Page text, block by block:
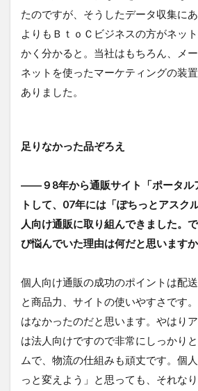
たのですが、そうしたデータ収集に
よりもＢｔｏＣビジネスの方がネッ
かく分かると。当社はもちろん、メ
ネットを使ったマーケティングの装
ありました。
足りなかった品ぞろえ
――９8年から通販サイト「ポータル
トして、07年には「ぽちっとアスク
人向け通販に取り組んできました。
び悩んでいた理由は何だと思いますか
個人向け通販の成功のポイントは配
と商品力、サイトの使いやすさです
はなかったのだと思います。やはり
は法人向けですので非常にしっかり
ムで、物流の仕組みも頑丈です。個
っと変えよう」と思っても、それな